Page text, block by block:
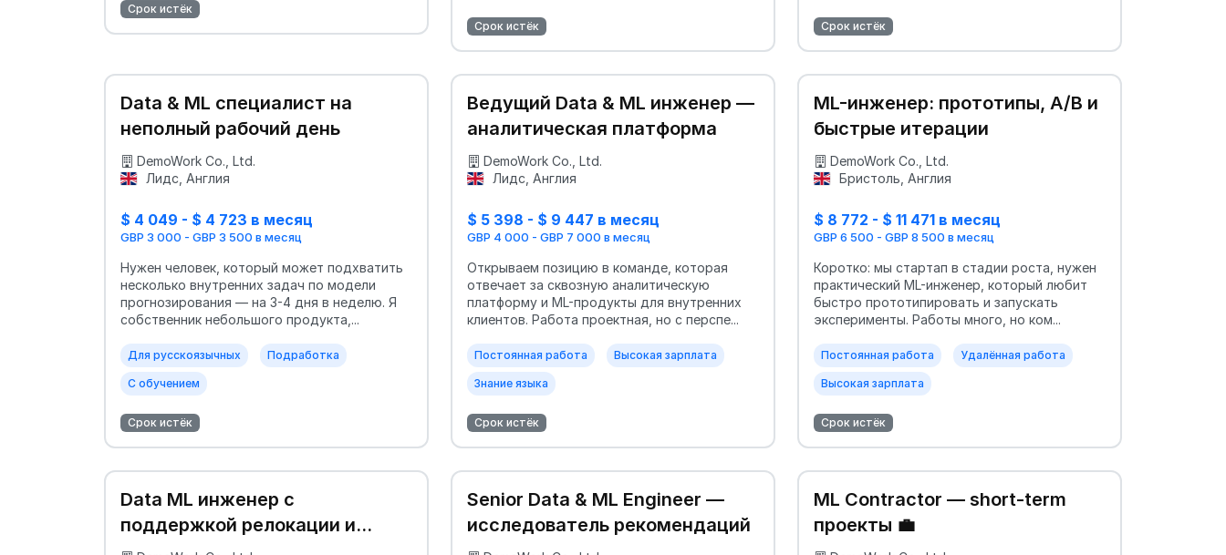
Срок истёк
Срок истёк Срок истёк
Data & ML специалист на
неполный рабочий день
DemoWork Co., Ltd.
Лидс, Англия
$ 4 049 - $ 4 723 в месяц
GBP 3 000 - GBP 3 500 в месяц
Нужен человек, который может подхватить
несколько внутренних задач по модели
прогнозирования — на 3-4 дня в неделю. Я
собственник небольшого продукта,...
Для русскоязычных Подработка
С обучением
Срок истёк
Ведущий Data & ML инженер —
аналитическая платформа
DemoWork Co., Ltd.
Лидс, Англия
$ 5 398 - $ 9 447 в месяц
GBP 4 000 - GBP 7 000 в месяц
Открываем позицию в команде, которая
отвечает за сквозную аналитическую
платформу и ML-продукты для внутренних
клиентов. Работа проектная, но с перспе...
Постоянная работа Высокая зарплата
Знание языка
Срок истёк
ML-инженер: прототипы, A/B и
быстрые итерации
DemoWork Co., Ltd.
Бристоль, Англия
$ 8 772 - $ 11 471 в месяц
GBP 6 500 - GBP 8 500 в месяц
Коротко: мы стартап в стадии роста, нужен
практический ML-инженер, который любит
быстро прототипировать и запускать
эксперименты. Работы много, но ком...
Постоянная работа Удалённая работа
Высокая зарплата
Срок истёк
Data ML инженер с
поддержкой релокации и
жильём
Senior Data & ML Engineer —
исследователь рекомендаций
ML Contractor — short-term
проекты 💼